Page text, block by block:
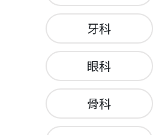
牙科
眼科
骨科